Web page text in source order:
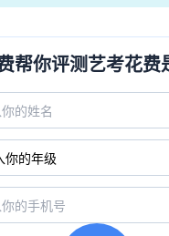
帮你评测艺考花费